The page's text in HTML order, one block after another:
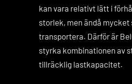
kan vara relativt lätt i
storlek, men ändå mycket
transportera. Därför är
styrka kombinationen av
tillräcklig lastkapacitet.